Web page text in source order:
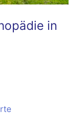
in